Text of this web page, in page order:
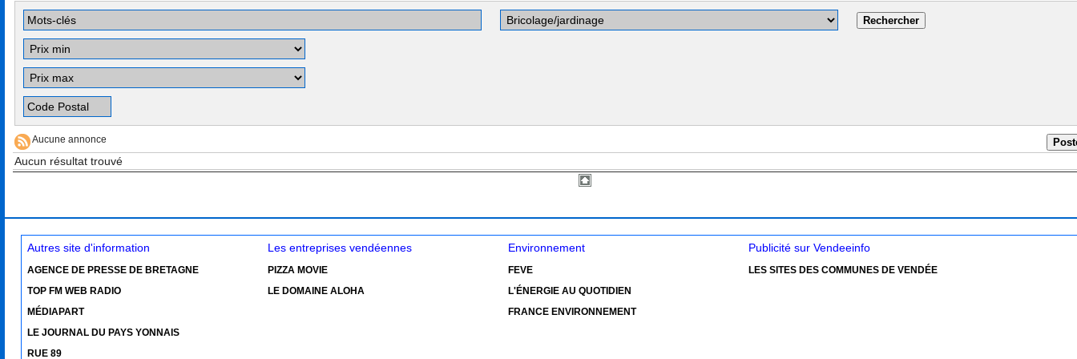
Aucune annonce
Aucun résultat trouvé
Autres site d'information
AGENCE DE PRESSE DE BRETAGNE
TOP FM WEB RADIO
MÉDIAPART
LE JOURNAL DU PAYS YONNAIS
RUE 89
Les entreprises vendéennes
PIZZA MOVIE
LE DOMAINE ALOHA
Environnement
FEVE
L'ÉNERGIE AU QUOTIDIEN
FRANCE ENVIRONNEMENT
Publicité sur Vendeeinfo
LES SITES DES COMMUNES DE VENDÉE